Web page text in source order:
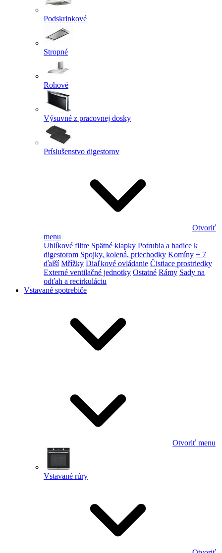
Podskrinkové
Stropné
Rohové
Výsuvné z pracovnej dosky
Príslušenstvo digestorov
Otvoriť
menu
Uhlíkové filtre Spätné klapky Potrubia a hadice k
digestorom Spojky, kolená, priechodky Komíny + 7
ďalší Mřížky Diaľkové ovládanie Čistiace prostriedky
Externé ventilačné jednotky Ostatné Rámy Sady na
odťah a recirkuláciu
Vstavané spotrebiče
Otvoriť menu
Vstavané rúry